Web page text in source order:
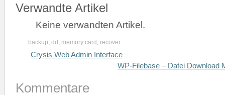
Verwandte Artikel
Keine verwandten Artikel.
backup dd memory card recover
Crysis Web Admin Interface
WP-Filebase – Datei Download
Kommentare